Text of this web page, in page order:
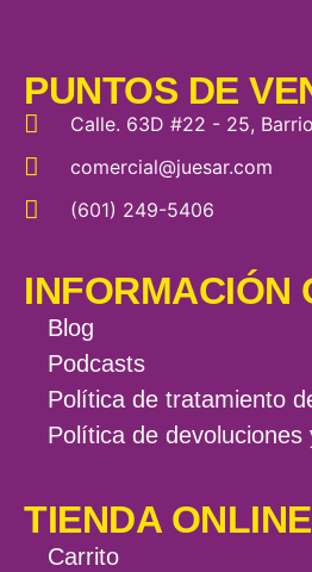
PUNTOS DE
Calle. 63D #22 - 25,
comercial@juesar.com
(601) 249-5406
INFORMACIÓN
Blog
Podcasts
Política de tratamiento
Política de devoluciones
TIENDA ONLINE
Carrito